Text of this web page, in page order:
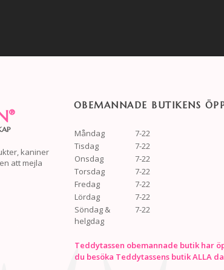
®
kaniner
att mejla
OBEMANNADE BUTIKENS
Måndag
7-22
Tisdag
7-22
Onsdag
7-22
Torsdag
7-22
Fredag
7-22
Lördag
7-22
Söndag &
helgdag
7-22
Teddytassen obemannade butik har
du besöka Teddytassens butik ALLA